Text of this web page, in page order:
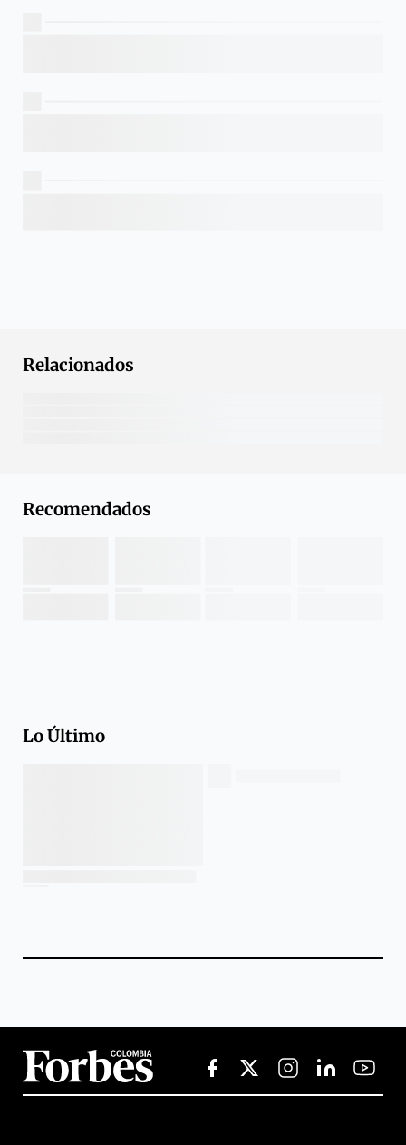
Relacionados
Recomendados
Lo Último